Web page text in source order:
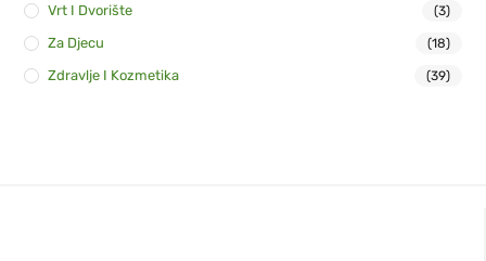
Vrt I Dvorište (3)
Za Djecu (18)
Zdravlje I Kozmetika (39)